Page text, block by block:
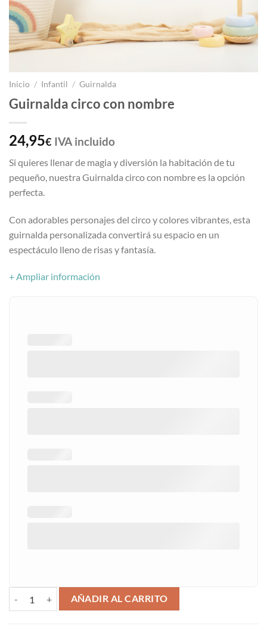
Inicio / Infantil / Guirnalda
Guirnalda circo con nombre
24,95€ IVA incluido
Si quieres llenar de magia y diversión la habitación de tu
pequeño, nuestra Guirnalda circo con nombre es la opción
perfecta.
Con adorables personajes del circo y colores vibrantes, esta
guirnalda personalizada convertirá su espacio en un
espectáculo lleno de risas y fantasía.
+ Ampliar información
Guirnalda circo con nombre cantidad
AÑADIR AL CARRITO